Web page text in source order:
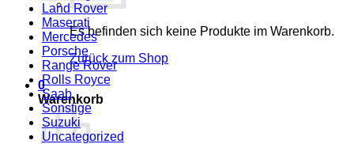
Es befinden sich keine Produkte im Warenkorb.
Zurück zum Shop
0
Warenkorb
Land Rover
Maserati
Mercedes
Porsche
Range Rover
Rolls Royce
Saab
Sonstige
Suzuki
Uncategorized